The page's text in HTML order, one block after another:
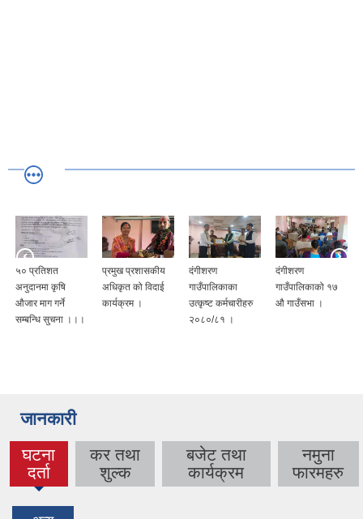
५० प्रतिशत
अनुदानमा कृषि
औजार माग गर्ने
सम्बन्धि सुचना ।।।
प्रमुख प्रशासकीय
अधिकृत को विदाई
कार्यक्रम ।
दंगीशरण
गाउँपालिकाका
उत्कृष्ट कर्मचारीहरु
२०८०/८१ ।
दंगीशरण
गाउँपालिकाको १७
औ गाउँसभा ।
जानकारी
घटना
दर्ता
(active
tab)
कर तथा
शुल्क
बजेट तथा
कार्यक्रम
नमुना
फारमहरु